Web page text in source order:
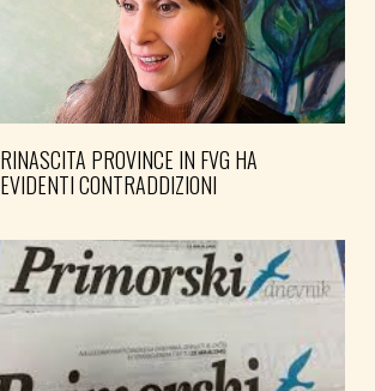
RINASCITA PROVINCE IN FVG HA
EVIDENTI CONTRADDIZIONI